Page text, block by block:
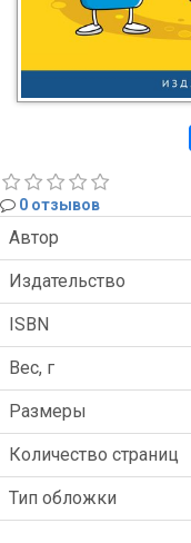
0 отзывов
Автор
Издательство
ISBN
Вес, г
Размеры
Количество страниц
Тип обложки